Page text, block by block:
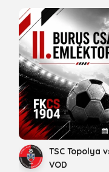
TSC Topolya
VOD